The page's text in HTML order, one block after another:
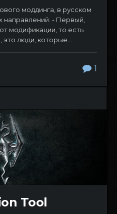
моддинга, в русском
направлений. - Первый,
модификации, то есть
люди, которые...
1
Tool